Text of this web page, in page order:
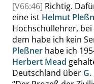
[V66:46] Richtig.
eine ist Helmut
Hochschullehrer,
dem habe ich kein
Pleßner habe ich
Herbert Mead
Deutschland über